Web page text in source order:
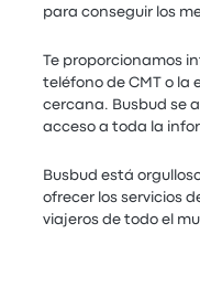
para conseguir los
Te proporcionamos
teléfono de CMT o la
cercana. Busbud se
acceso a toda la
Busbud está
ofrecer los servicios
viajeros de todo el